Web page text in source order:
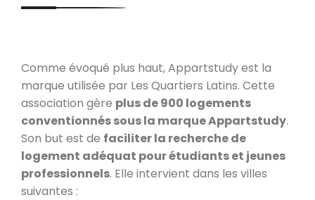
Comme évoqué plus haut, Appartstudy est la
marque utilisée par Les Quartiers Latins. Cette
association gère plus de 900 logements
conventionnés sous la marque Appartstudy.
Son but est de faciliter la recherche de
logement adéquat pour étudiants et jeunes
professionnels. Elle intervient dans les villes
suivantes :